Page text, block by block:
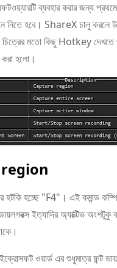
ব্যবহার করার জন্য
নিতে হবে। ShareX চালু করলে
চিত্রের মতো কিছু Hotkey দেখতে
হলো।
হটকি হচ্ছে "F4"। এই কমান্ড
ইত্যাদির অ্যাক্টিভ অংশটুকু
ওয়ার্ড এর শুধুমাত্র ফন্ট